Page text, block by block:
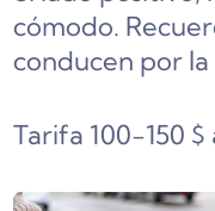
cómodo.
conducen por
Tarifa 100-150 $